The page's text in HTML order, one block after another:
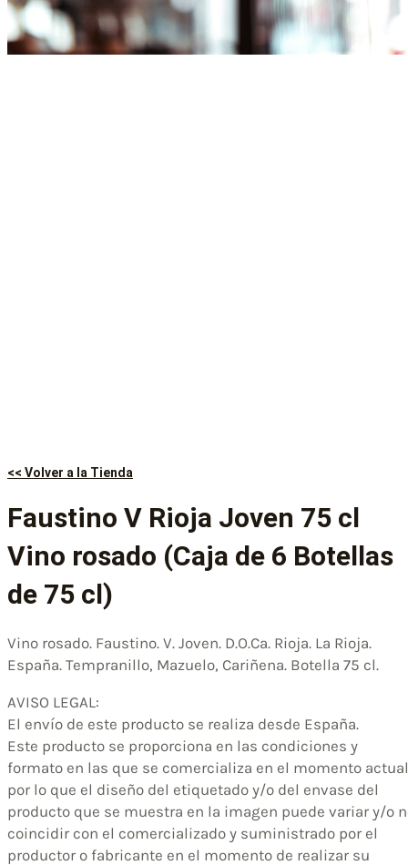
<< Volver a la Tienda
Faustino V Rioja Joven 75 cl
Vino rosado (Caja de 6 Botellas
de 75 cl)
Vino rosado. Faustino. V. Joven. D.O.Ca. Rioja. La Rioja.
España. Tempranillo, Mazuelo, Cariñena. Botella 75 cl.
AVISO LEGAL:
El envío de este producto se realiza desde España.
Este producto se proporciona en las condiciones y
formato en las que se comercializa en el momento
por lo que el diseño del etiquetado y/o del envase del
producto que se muestra en la imagen puede variar y/o
coincidir con el comercializado y suministrado por el
productor o fabricante en el momento de realizar su